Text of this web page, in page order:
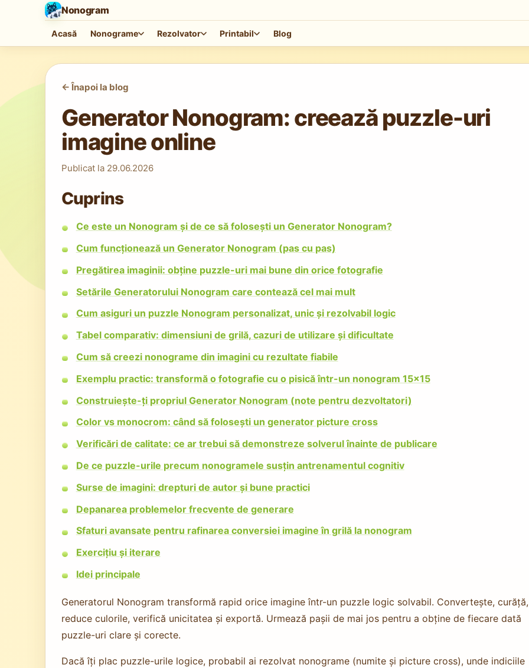
Nonogram
Acasă Nonograme Rezolvator Printabil Blog
<- Înapoi la blog
Generator Nonogram: creează puzzle-uri
imagine online
Publicat la 29.06.2026
Cuprins
Ce este un Nonogram și de ce să folosești un Generator Nonogram?
Cum funcționează un Generator Nonogram (pas cu pas)
Pregătirea imaginii: obține puzzle-uri mai bune din orice fotografie
Setările Generatorului Nonogram care contează cel mai mult
Cum asiguri un puzzle Nonogram personalizat, unic și rezolvabil logic
Tabel comparativ: dimensiuni de grilă, cazuri de utilizare și dificultate
Cum să creezi nonograme din imagini cu rezultate fiabile
Exemplu practic: transformă o fotografie cu o pisică într-un nonogram 15×15
Construiește-ți propriul Generator Nonogram (note pentru dezvoltatori)
Color vs monocrom: când să folosești un generator picture cross
Verificări de calitate: ce ar trebui să demonstreze solverul înainte de publicare
De ce puzzle-urile precum nonogramele susțin antrenamentul cognitiv
Surse de imagini: drepturi de autor și bune practici
Depanarea problemelor frecvente de generare
Sfaturi avansate pentru rafinarea conversiei imagine în grilă la nonogram
Exercițiu și iterare
Idei principale
Generatorul Nonogram transformă rapid orice imagine într-un puzzle logic solvabil. Convertește, curăță,
reduce culorile, verifică unicitatea și exportă. Urmează pașii de mai jos pentru a obține de fiecare dată
puzzle-uri clare și corecte.
Dacă îți plac puzzle-urile logice, probabil ai rezolvat nonograme (numite și picture cross), unde indiciile